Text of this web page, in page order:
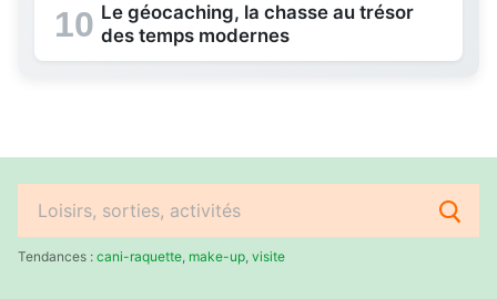
10 Le géocaching, la chasse au trésor
des temps modernes
Rechercher
:Tendances : cani-raquette, make-up, visite